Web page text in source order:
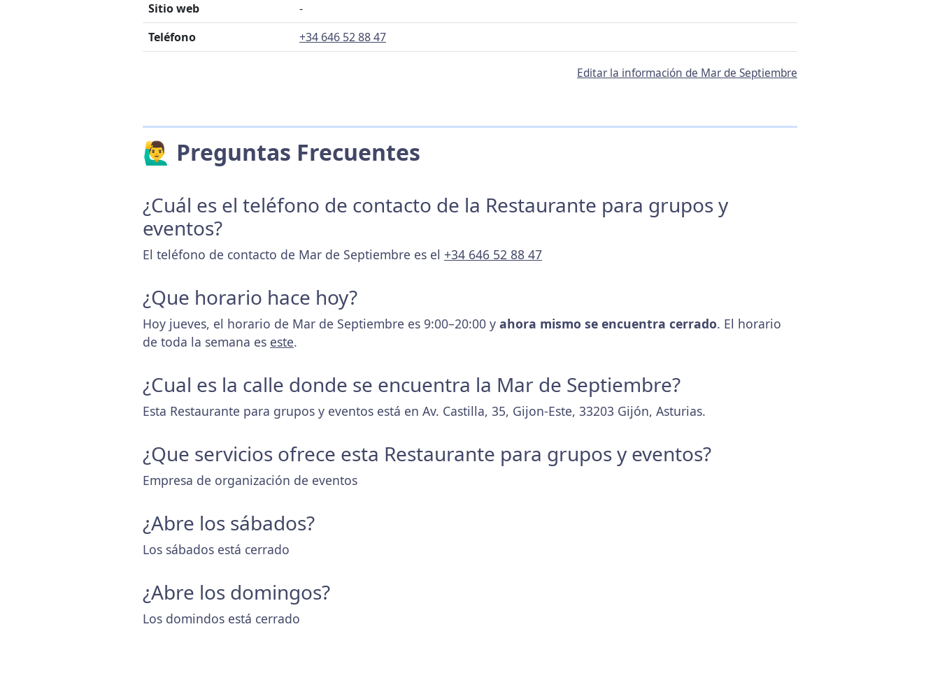
Sitio web
-
Teléfono
+34 646 52 88 47
Editar la información de Mar de Septiembre
🙋‍♂️ Preguntas Frecuentes
¿Cuál es el teléfono de contacto de la Restaurante para grupos y
eventos?
El teléfono de contacto de Mar de Septiembre es el +34 646 52 88 47
¿Que horario hace hoy?
Hoy jueves, el horario de Mar de Septiembre es 9:00–20:00 y ahora mismo se encuentra cerrado. El horario
de toda la semana es este.
¿Cual es la calle donde se encuentra la Mar de Septiembre?
Esta Restaurante para grupos y eventos está en Av. Castilla, 35, Gijon-Este, 33203 Gijón, Asturias.
¿Que servicios ofrece esta Restaurante para grupos y eventos?
Empresa de organización de eventos
¿Abre los sábados?
Los sábados está cerrado
¿Abre los domingos?
Los domindos está cerrado